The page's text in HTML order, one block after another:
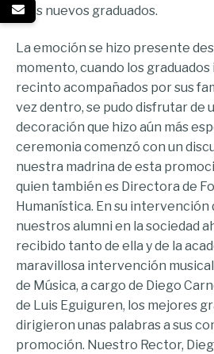
a los nuevos graduados.
La emoción se hizo presente
momento, cuando los
recinto acompañados por sus
vez dentro, se pudo disfrutar de
decoración que hizo aún más
ceremonia comenzó con un
nuestra madrina de esta
quien también es Directora de
Humanística. En su intervención
nuestros alumni en la sociedad
recibido tanto de ella y de la
maravillosa intervención
de Música, a cargo de Diego
de Luis Eguiguren, los mejores
dirigieron unas palabras a sus
promoción. Nuestro Rector,